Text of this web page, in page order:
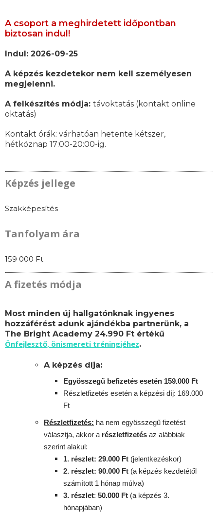
A csoport a meghirdetett időpontban
biztosan indul!
Indul: 2026-09-25
A képzés kezdetekor nem kell személyesen
megjelenni.
A felkészítés módja: távoktatás (kontakt online
oktatás)
Kontakt órák: várhatóan hetente kétszer,
hétköznap 17:00-20:00-ig.
Képzés jellege
Szakképesítés
Tanfolyam ára
159 000 Ft
A fizetés módja
Most minden új hallgatónknak ingyenes
hozzáférést adunk ajándékba partnerünk, a
The Bright Academy 24.990 Ft értékű
Önfejlesztő, önismereti tréningjéhez.
A képzés díja:
Egyösszegű befizetés esetén 159.000 Ft
Részletfizetés esetén a képzési díj: 169.000
Ft
Részletfizetés: ha nem egyösszegű fizetést
választja, akkor a részletfizetés az alábbiak
szerint alakul:
1. részlet: 29.000 Ft (jelentkezéskor)
2. részlet: 90.000 Ft (a képzés kezdetétől
számított 1 hónap múlva)
3. részlet: 50.000 Ft (a képzés 3.
hónapjában)